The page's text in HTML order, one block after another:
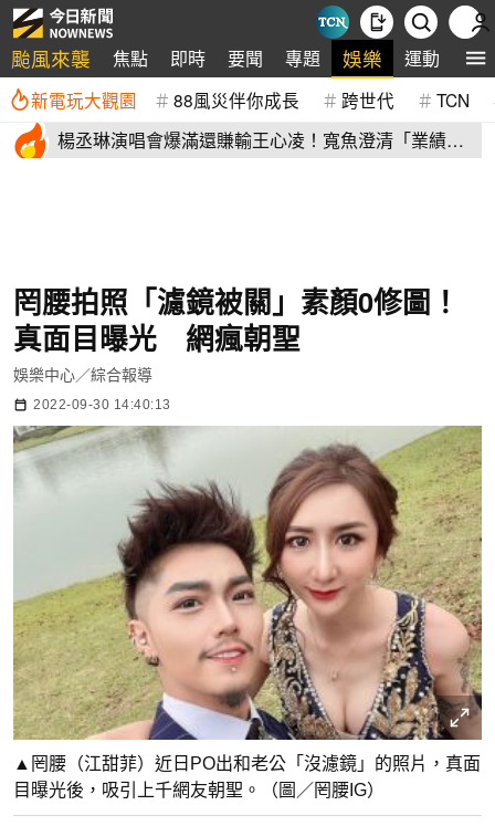
颱風來襲 焦點 即時 要聞 專題 娛樂 運動 全
新電玩大觀園 88風災伴你成長 跨世代 TCN
楊丞琳演唱會爆滿還賺輸王心凌！寬魚澄清「業績沒
罔腰拍照「濾鏡被關」素顏0修圖！
真面目曝光 網瘋朝聖
娛樂中心／綜合報導
2022-09-30 14:40:13
▲罔腰（江甜菲）近日PO出和老公「沒濾鏡」的照片，真面
目曝光後，吸引上千網友朝聖。（圖／罔腰IG）